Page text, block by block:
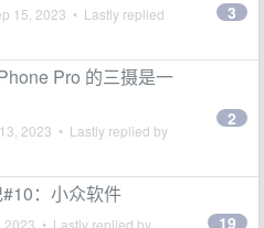
15, 2023 • Lastly replied
3
Pro 的三摄是一
2023 • Lastly replied by
2
：小众软件
2023 • Lastly replied by 19